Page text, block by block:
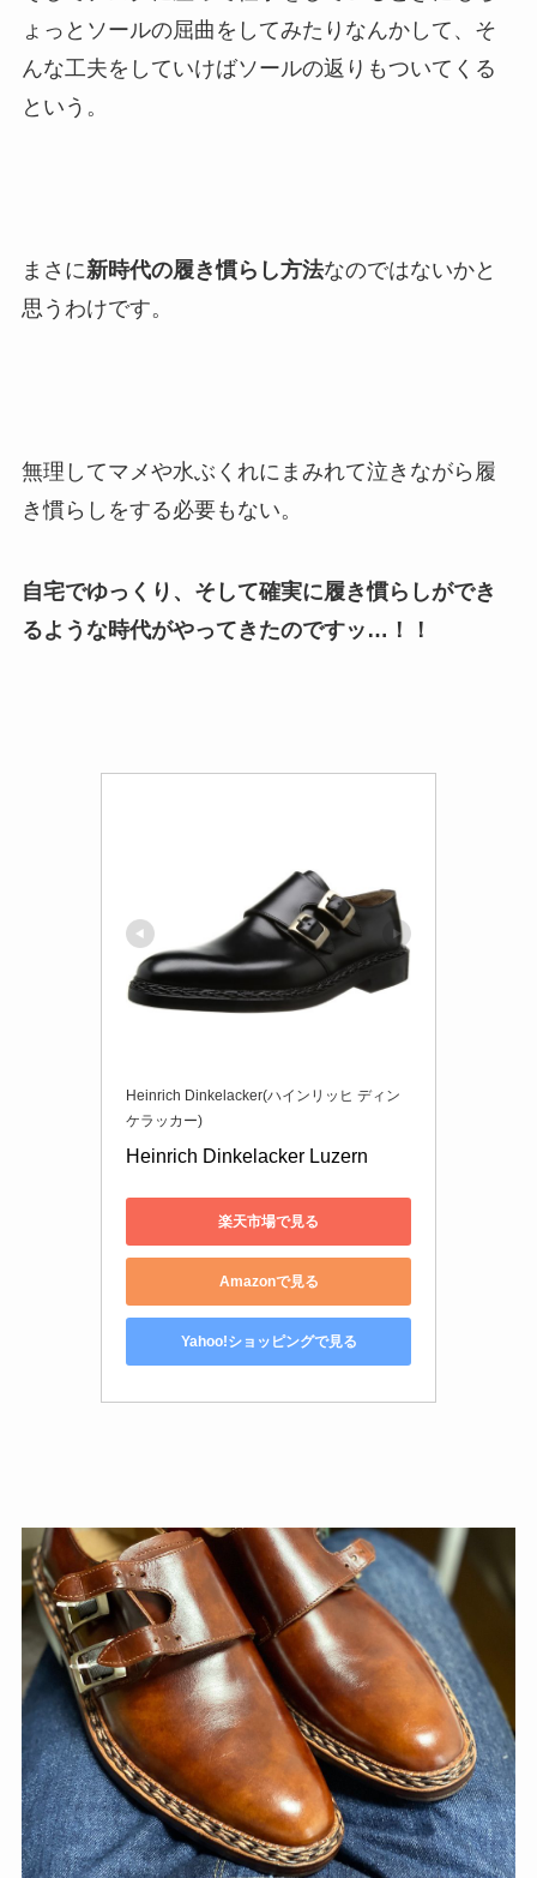
ょっとソールの屈曲をしてみたりなんかして、そ
んな工夫をしていけばソールの返りもついてくる
という。
まさに新時代の履き慣らし方法なのではないかと
思うわけです。
無理してマメや水ぶくれにまみれて泣きながら履
き慣らしをする必要もない。
自宅でゆっくり、そして確実に履き慣らしができ
るような時代がやってきたのですッ…！！
Heinrich Dinkelacker(ハインリッヒ ディン
ケラッカー)
Heinrich Dinkelacker Luzern
楽天市場で見る
Amazonで見る
Yahoo!ショッピングで見る